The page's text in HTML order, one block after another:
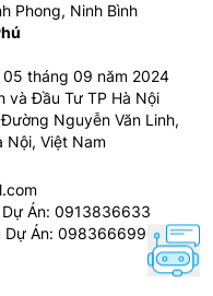
Phong, Ninh Bình
tháng 09 năm 2024
và Đầu Tư TP Hà Nội
Nguyễn Văn Linh,
Nội, Việt Nam
Án: 0913836633
Dự Án: 0983666996